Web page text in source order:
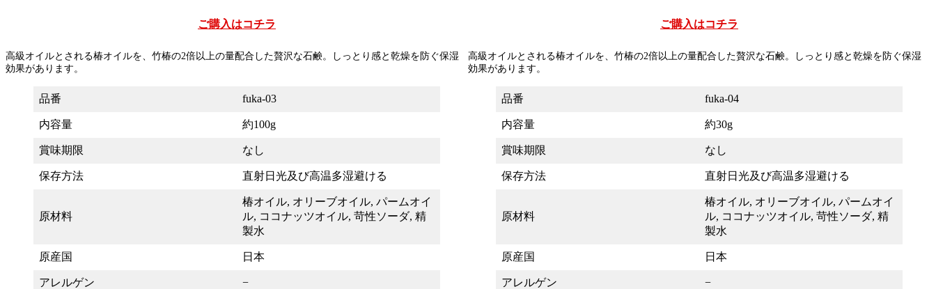
ご購入はコチラ
高級オイルとされる椿オイルを、竹椿の2倍以上の量配合した贅沢な石鹸。しっとり感と乾燥を防ぐ保湿
効果があります。
品番 fuka-03
内容量 約100g
賞味期限 なし
保存方法 直射日光及び高温多湿避ける
原材料
椿オイル, オリーブオイル, パームオイ
ル, ココナッツオイル, 苛性ソーダ, 精
製水
原産国 日本
アレルゲン −
ご購入はコチラ
高級オイルとされる椿オイルを、竹椿の2倍以上の量配合した贅沢な石鹸。しっとり感と乾燥を防ぐ保湿
効果があります。
品番 fuka-04
内容量 約30g
賞味期限 なし
保存方法 直射日光及び高温多湿避ける
原材料
椿オイル, オリーブオイル, パームオイ
ル, ココナッツオイル, 苛性ソーダ, 精
製水
原産国 日本
アレルゲン −